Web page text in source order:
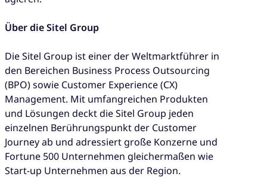
Über die Sitel Group
Die Sitel Group ist einer der Weltmarktführer in
den Bereichen Business Process Outsourcing
(BPO) sowie Customer Experience (CX)
Management. Mit umfangreichen Produkten
und Lösungen deckt die Sitel Group jeden
einzelnen Berührungspunkt der Customer
Journey ab und adressiert große Konzerne und
Fortune 500 Unternehmen gleichermaßen wie
Start-up Unternehmen aus der Region.